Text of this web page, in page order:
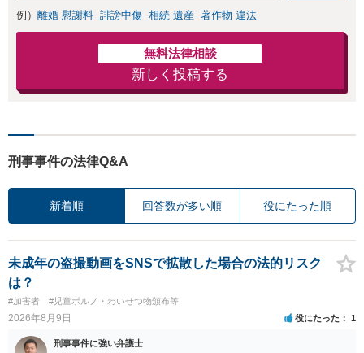
例） 離婚 慰謝料 誹謗中傷 相続 遺産 著作物 違法
無料法律相談
新しく投稿する
刑事事件の法律Q&A
新着順 回答数が多い順 役にたった順
未成年の盗撮動画をSNSで拡散した場合の法的リスク
は？
#加害者 #児童ポルノ・わいせつ物頒布等
2026年8月9日 役にたった 1
刑事事件に強い弁護士